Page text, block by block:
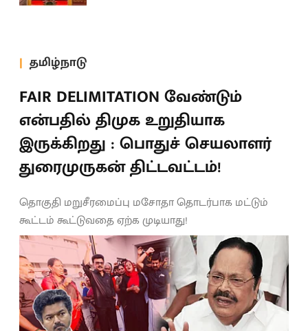
தமிழ்நாடு
FAIR DELIMITATION வேண்டும்
என்பதில் திமுக உறுதியாக
இருக்கிறது : பொதுச் செயலாளர்
துரைமுருகன் திட்டவட்டம்!
தொகுதி மறுசீரமைப்பு மசோதா தொடர்பாக மட்டும்
கூட்டம் கூட்டுவதை ஏற்க முடியாது!